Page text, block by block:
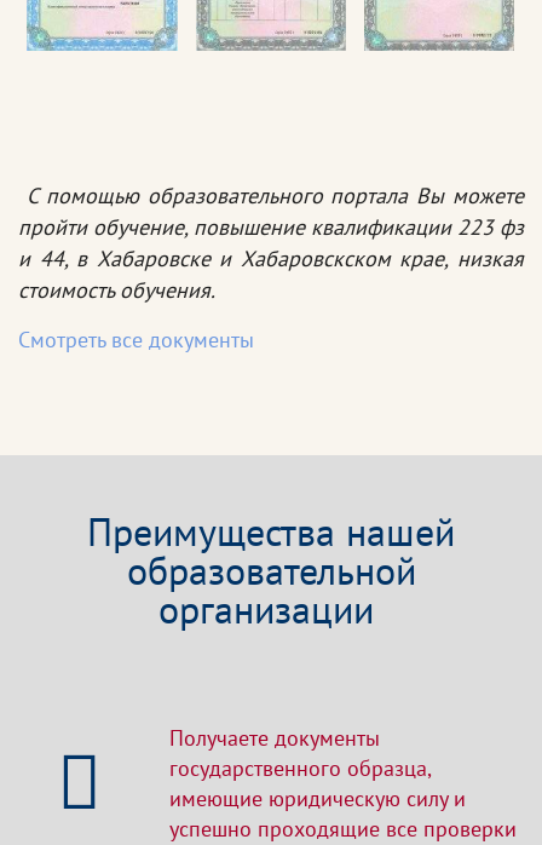
С помощью образовательного портала Вы можете
пройти обучение, повышение квалификации 223 фз
и 44, в Хабаровске и Хабаровскском крае, низкая
стоимость обучения.
Смотреть все документы
Преимущества нашей
образовательной
организации
Получаете документы
государственного образца,
имеющие юридическую силу и
успешно проходящие все проверки